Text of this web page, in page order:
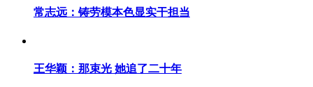
常志远：铸劳模本色显实干担当
王华颖：那束光 她追了二十年